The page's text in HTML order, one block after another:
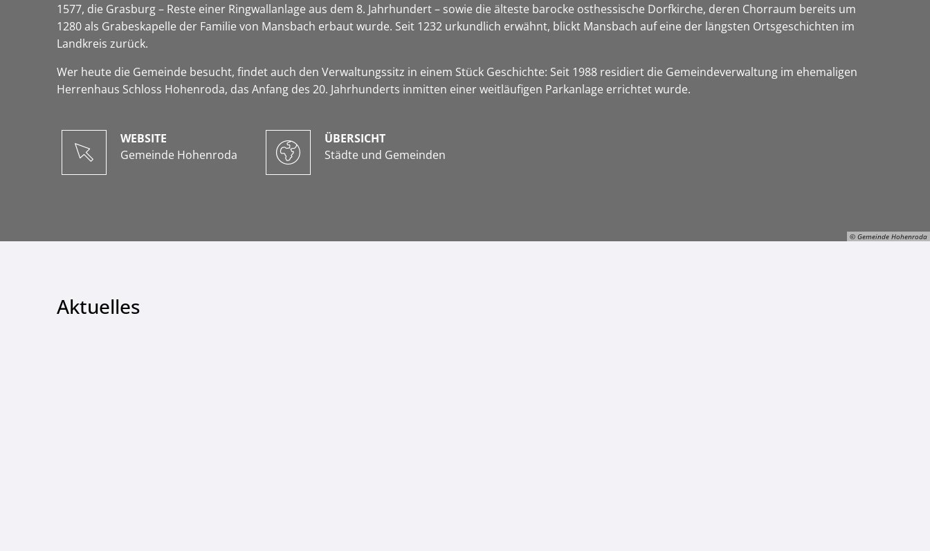
© Gemeinde Hohenroda
1577, die Grasburg – Reste einer Ringwallanlage aus dem 8. Jahrhundert – sowie die älteste barocke osthessische Dorfkirche, deren Chorraum bereits um
1280 als Grabeskapelle der Familie von Mansbach erbaut wurde. Seit 1232 urkundlich erwähnt, blickt Mansbach auf eine der längsten Ortsgeschichten im
Landkreis zurück.
Wer heute die Gemeinde besucht, findet auch den Verwaltungssitz in einem Stück Geschichte: Seit 1988 residiert die Gemeindeverwaltung im ehemaligen
Herrenhaus Schloss Hohenroda, das Anfang des 20. Jahrhunderts inmitten einer weitläufigen Parkanlage errichtet wurde.
WEBSITE
Gemeinde Hohenroda
ÜBERSICHT
Städte und Gemeinden
Aktuelles